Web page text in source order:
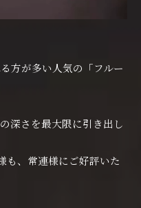
方が多い人気の「フルー
深さを最大限に引き出し
も、常連様にご好評いた